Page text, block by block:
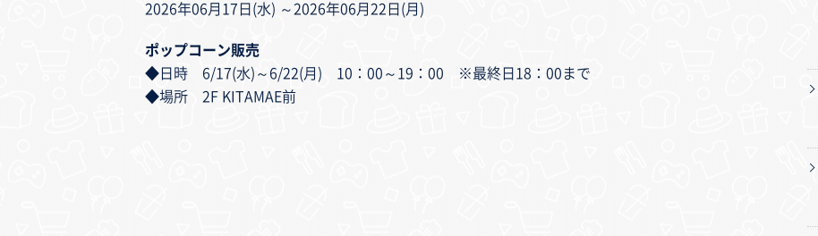
2026年06月17日(水) ～2026年06月22日(月)
ポップコーン販売
◆日時 6/17(水)～6/22(月) 10：00～19：00 ※最終日18：00まで
◆場所 2F KITAMAE前